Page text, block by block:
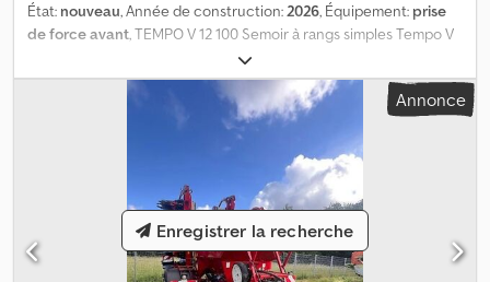
État: nouveau, Année de construction:2026, Équipement: prise
de force avant, TEMPO V 12 100 Semoir à rangs simples Tempo V
12 Väderstad (avec WSX) 110 Châssis 6 m - Espacement des rangs
450 mm 120 Pack de sécurité, éclairage arrière 130 Radar 140
Système de commande - Passerelle + câble ISOBUS 150
Indicateur de suivi avec disque 160 Prise d'air (en combinaison
avec 820060, entraînement hydraulique du ventilateur) 170
Coultre d'engrais à ressort dur, recommandé pour le maïs, le
tournesol, par exemple 180 Tête de distribution pour FH 2200 -
(châssis 6-7,2 m) - 24 sorties 190 Support de tête de distribution
pour réservoir frontal 200 Emballé 210 12 éléments de semis - TPV
12 WSX 220 Capteur de semis 16 mm (avec WSX) 230 Kit de grille,
Annonce
Enregistrer la recherche